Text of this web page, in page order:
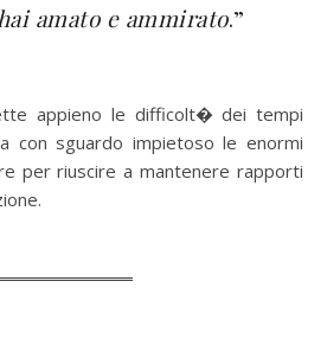
amato e ammirato.”
appieno le difficolt� dei tempi
con sguardo impietoso le enormi
per riuscire a mantenere rapporti